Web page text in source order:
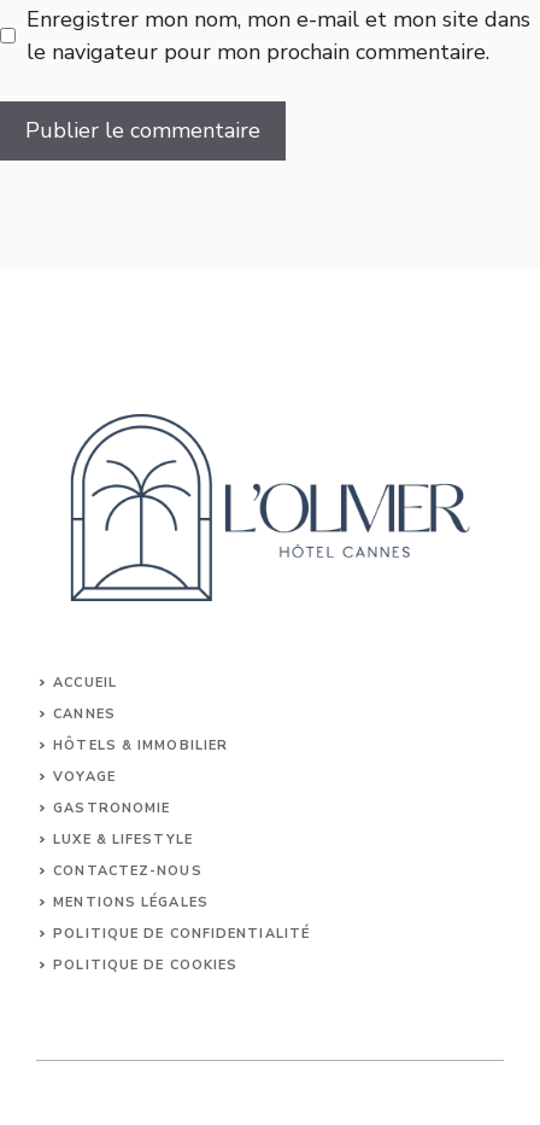
Enregistrer mon nom, mon e-mail et mon site dans
le navigateur pour mon prochain commentaire.
ACCUEIL
CANNES
HÔTELS & IMMOBILIER
VOYAGE
GASTRONOMIE
LUXE & LIFESTYLE
CONTACTEZ-NOUS
MENTIONS LÉGALES
POLITIQUE DE CONFIDENTIALITÉ
POLITIQUE DE COOKIES